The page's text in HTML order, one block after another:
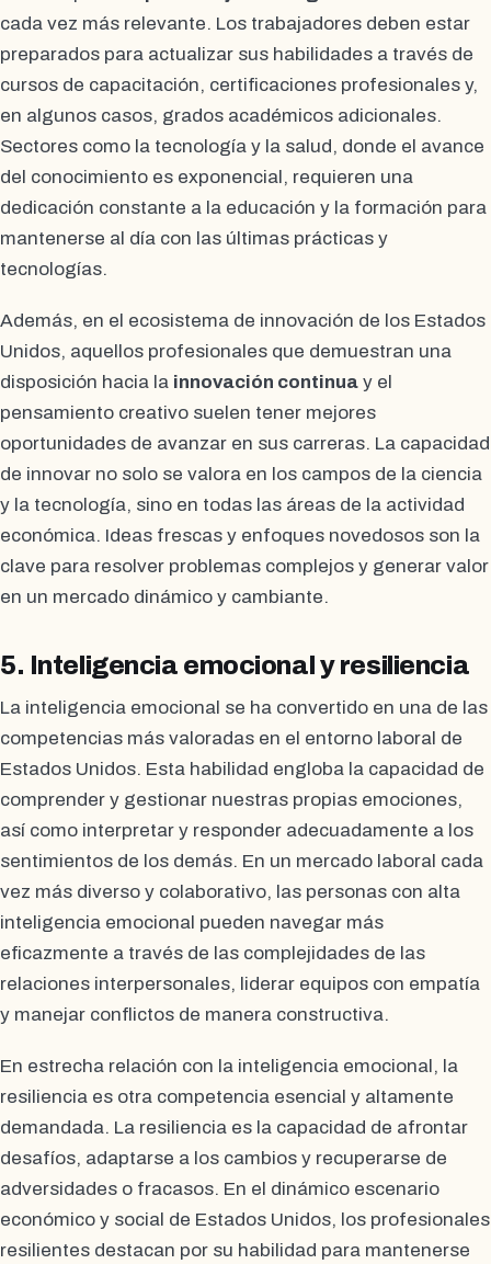
cada vez más relevante. Los trabajadores deben estar
preparados para actualizar sus habilidades a través de
cursos de capacitación, certificaciones profesionales y,
en algunos casos, grados académicos adicionales.
Sectores como la tecnología y la salud, donde el avance
del conocimiento es exponencial, requieren una
dedicación constante a la educación y la formación para
mantenerse al día con las últimas prácticas y
tecnologías.
Además, en el ecosistema de innovación de los Estados
Unidos, aquellos profesionales que demuestran una
disposición hacia la innovación continua y el
pensamiento creativo suelen tener mejores
oportunidades de avanzar en sus carreras. La capacidad
de innovar no solo se valora en los campos de la ciencia
y la tecnología, sino en todas las áreas de la actividad
económica. Ideas frescas y enfoques novedosos son la
clave para resolver problemas complejos y generar valor
en un mercado dinámico y cambiante.
5. Inteligencia emocional y resiliencia
La inteligencia emocional se ha convertido en una de las
competencias más valoradas en el entorno laboral de
Estados Unidos. Esta habilidad engloba la capacidad de
comprender y gestionar nuestras propias emociones,
así como interpretar y responder adecuadamente a los
sentimientos de los demás. En un mercado laboral cada
vez más diverso y colaborativo, las personas con alta
inteligencia emocional pueden navegar más
eficazmente a través de las complejidades de las
relaciones interpersonales, liderar equipos con empatía
y manejar conflictos de manera constructiva.
En estrecha relación con la inteligencia emocional, la
resiliencia es otra competencia esencial y altamente
demandada. La resiliencia es la capacidad de afrontar
desafíos, adaptarse a los cambios y recuperarse de
adversidades o fracasos. En el dinámico escenario
económico y social de Estados Unidos, los profesionales
resilientes destacan por su habilidad para mantenerse